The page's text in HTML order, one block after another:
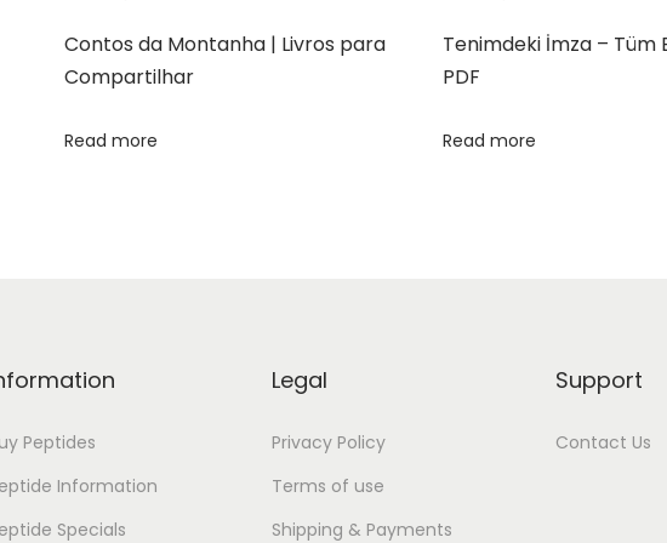
Contos da Montanha | Livros para
Compartilhar
Read more
Tenimdeki İmza – Tüm
PDF
Read more
Peptides
Information
Specials
Legal
Privacy Policy
Terms of use
Shipping & Payments
Support
Contact Us